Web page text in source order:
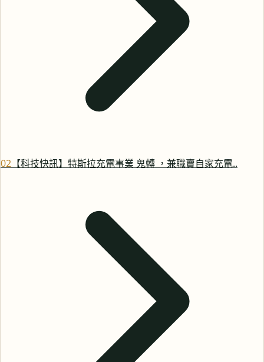
02 【科技快訊】特斯拉充電事業 鬼轉 ，兼職賣自家充電..